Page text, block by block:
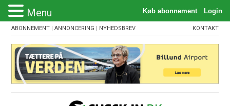
ABONNEMENT |ANNONCERING | NYHEDSBREV KONTAKT
Menu